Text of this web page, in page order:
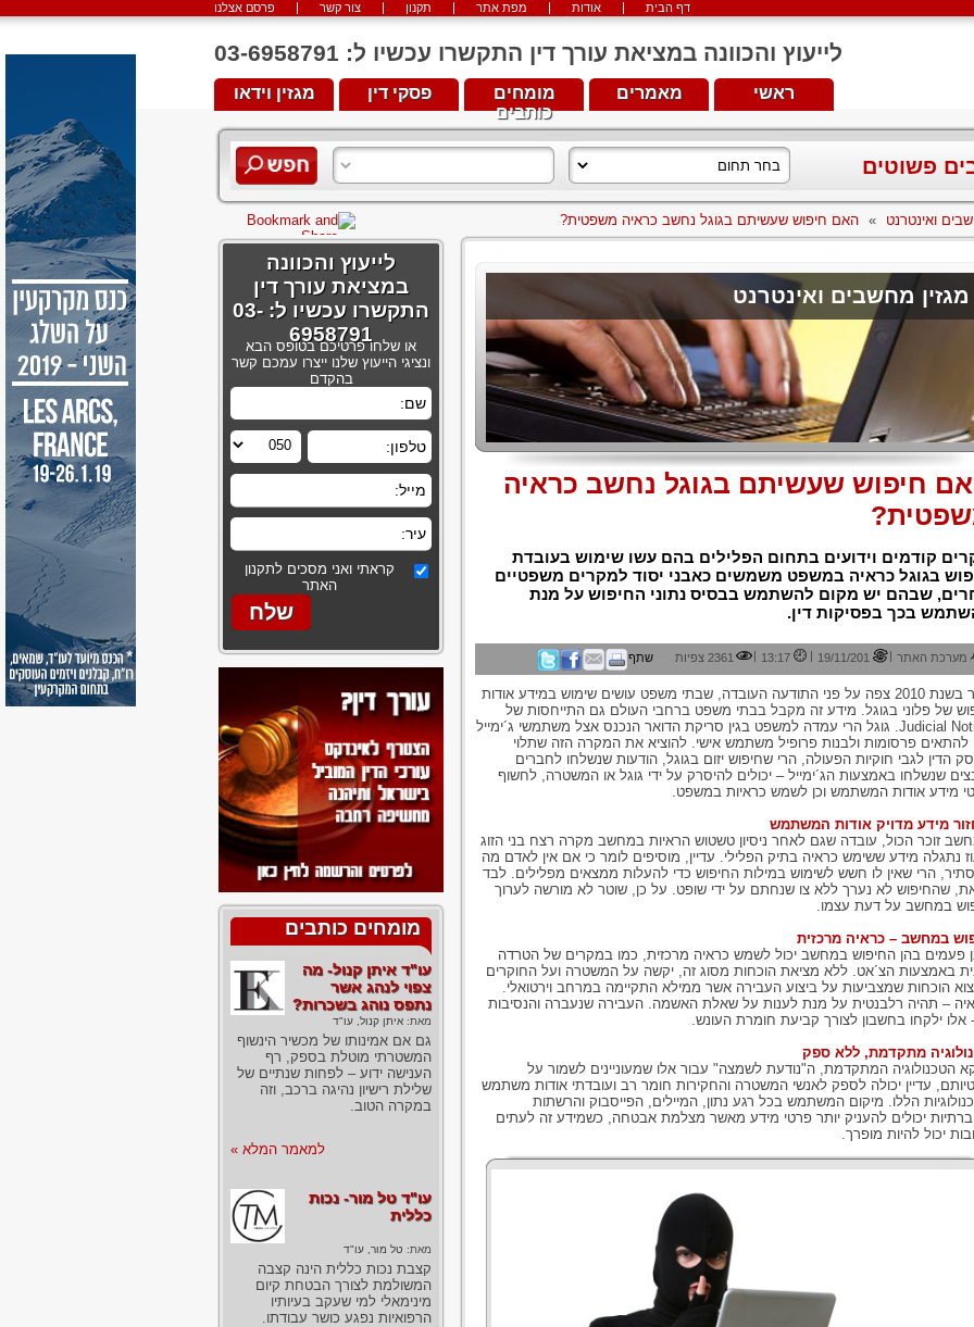
פרסם אצלנו צור קשר תקנון מפת אתר אודות דף הבית
לייעוץ והכוונה במציאת עורך דין התקשרו עכשיו ל: 03-6958791
מגזין וידאו פסקי דין
מומחים
כותבים
מאמרים ראשי
פשוטים
ואינטרנט » האם חיפוש שעשיתם בגוגל נחשב כראיה משפטית?
מגזין מחשבים ואינטרנט
חיפוש שעשיתם בגוגל נחשב כראיה
קודמים וידועים בתחום הפלילים בהם עשו שימוש בעובדת
בגוגל כראיה במשפט משמשים כאבני יסוד למקרים משפטיים
שבהם יש מקום להשתמש בבסיס נתוני החיפוש על מנת
בכך בפסיקות דין.
מערכת האתר |
19/11/201
|
13:17
| 2361 צפיות שתף
כבר בשנת 2010 צפה על פני התודעה העובדה, שבתי משפט עושים שימוש במידע אודות
של פלוני בגוגל. מידע זה מקבל בבתי משפט ברחבי העולם גם התייחסות של
Judicial Notice. גוגל הרי עמדה למשפט בגין סריקת הדואר הנכנס אצל משתמשי ג´ימייל
להתאים פרסומות ולבנות פרופיל משתמש אישי. להוציא את המקרה הזה שתלוי
הדין לגבי חוקיות הפעולה, הרי שחיפוש יזום בגוגל, הודעות שנשלחו לחברים
שנשלחו באמצעות הג´ימייל – יכולים להיסרק על ידי גוגל או המשטרה, לחשוף
מידע אודות המשתמש וכן לשמש כראיות במשפט.
מידע מדויק אודות המשתמש
זוכר הכול, עובדה שגם לאחר ניסיון טשטוש הראיות במחשב מקרה רצח בני הזוג
נתגלה מידע ששימש כראיה בתיק הפלילי. עדיין, מוסיפים לומר כי אם אין לאדם מה
הרי שאין לו חשש לשימוש במילות החיפוש כדי להעלות ממצאים מפלילים. לבד
שהחיפוש לא נערך ללא צו שנחתם על ידי שופט. על כן, שוטר לא מורשה לערוך
במחשב על דעת עצמו.
במחשב – כראיה מרכזית
פעמים בהן החיפוש במחשב יכול לשמש כראיה מרכזית, כמו במקרים של הטרדה
באמצעות הצ´אט. ללא מציאת הוכחות מסוג זה, יקשה על המשטרה ועל החוקרים
הוכחות שמצביעות על ביצוע העבירה אשר ממילא התקיימה במרחב וירטואלי.
– תהיה רלבנטית על מנת לענות על שאלת האשמה. העבירה שנעברה והנסיבות
אלו ילקחו בחשבון לצורך קביעת חומרת העונש.
מתקדמת, ללא ספק
הטכנולוגיה המתקדמת, ה"נודעת לשמצה" עבור אלו שמעוניינים לשמור על
עדיין יכולה לספק לאנשי המשטרה והחקירות חומר רב ועובדתי אודות משתמש
הללו. מיקום המשתמש בכל רגע נתון, המיילים, הפייסבוק והרשתות
יכולים להעניק יותר פרטי מידע מאשר מצלמת אבטחה, כשמידע זה לעתים
יכול להיות מופרך.
לייעוץ והכוונה
במציאת עורך דין
התקשרו עכשיו ל: 03-
6958791
או שלחו פרטיכם בטופס הבא
ונציגי הייעוץ שלנו ייצרו עמכם קשר
בהקדם
קראתי ואני מסכים לתקנון
האתר
מומחים כותבים
עו"ד איתן קנול- מה
צפוי לנהג אשר
נתפס נוהג בשכרות?
מאת: איתן קנול, עו"ד
גם אם אמינותו של מכשיר הינשוף
המשטרתי מוטלת בספק, רף
הענישה ידוע – לפחות שנתיים של
שלילת רישיון נהיגה ברכב, וזה
במקרה הטוב.
למאמר המלא »
עו"ד טל מור- נכות
כללית
מאת: טל מור, עו"ד
קצבת נכות כללית הינה קצבה
המשולמת לצורך הבטחת קיום
מינימאלי למי שעקב בעיותיו
הרפואיות נפגע כושר עבודתו.